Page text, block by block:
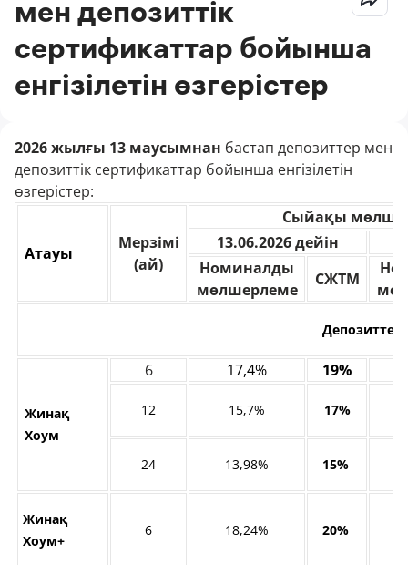
мен депозиттік
сертификаттар бойынша
енгізілетін өзгерістер
2026 жылғы 13 маусымнан бастап депозиттер мен
депозиттік сертификаттар бойынша енгізілетін
өзгерістер:
Атауы
Мерзімі
(ай)
Сыйақы
13.06.2026 дейін
Номиналды
мөлшерлеме
СЖТМ
Депозиттер
Жинақ
Хоум
6 17,4% 19%
12 15,7% 17%
24 13,98% 15%
Жинақ
Хоум+
6 18,24% 20%